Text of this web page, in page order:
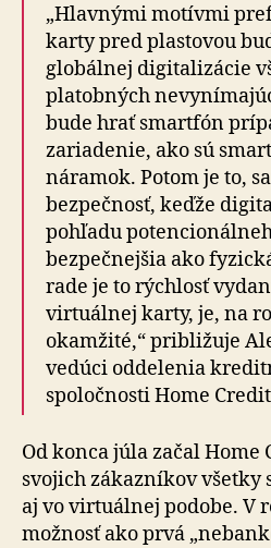
„Hlavnými motívmi
karty pred plastovou
globálnej digitalizácie
platobných
bude hrať smartfón
zariadenie, ako sú
náramok. Potom je to,
bezpečnosť, keďže
pohľadu
bezpečnejšia ako
rade je to rýchlosť
virtuálnej karty, je, na
okamžité,“ približuje
vedúci oddelenia
spoločnosti Home
Od konca júla začal
svojich zákazníkov
aj vo virtuálnej podobe. V
možnosť ako prvá